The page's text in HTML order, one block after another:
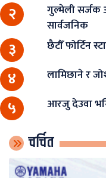
२
गुल्मेली सर्जक
सार्वजनिक
३ छैटौँ फोर्टिन
४ लामिछाने र
५ आरजु देउवा
चर्चित